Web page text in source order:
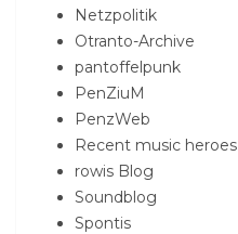
Netzpolitik
Otranto-Archive
pantoffelpunk
PenZiuM
PenzWeb
Recent music heroes
rowis Blog
Soundblog
Spontis